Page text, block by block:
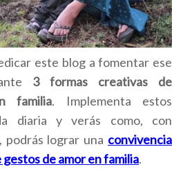
este blog a fomentar ese
3 formas creativas de
familia. Implementa estos
diaria y verás como, con
podrás lograr una convivencia
de amor en familia.